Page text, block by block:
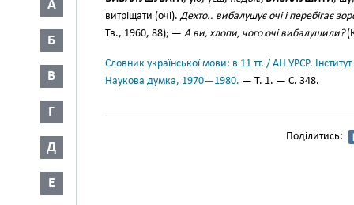
А
Б
В
Г
Д
Е
витріщати (очі).Дехто.. вибалушує очі і перебігає
Тв., 1960, 88); — А ви, хлопи, чого очі вибалушили?
Словник української мови: в 11 тт. / АН УРСР.
Наукова думка, 1970—1980. — Т. 1. — С. 348.
Поділитись: